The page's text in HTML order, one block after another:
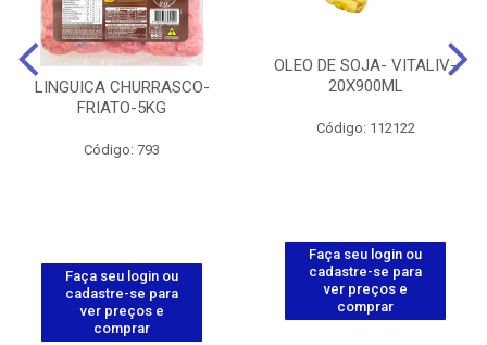
LINGUICA CHURRASCO-
FRIATO-5KG
Código: 793
Faça seu login ou
cadastre-se para
ver preços e
comprar
OLEO DE SOJA- VITALIV-
20X900ML
Código: 112122
Faça seu login ou
cadastre-se para
ver preços e
comprar